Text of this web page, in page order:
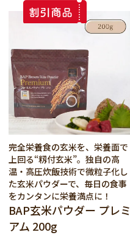
完全栄養食の玄米を、栄養面で
上回る“籾付玄米”。独自の高
温・高圧炊飯技術で微粒子化し
た玄米パウダーで、毎日の食事
をカンタンに栄養満点に！
BAP玄米パウダー プレミ
アム 200g